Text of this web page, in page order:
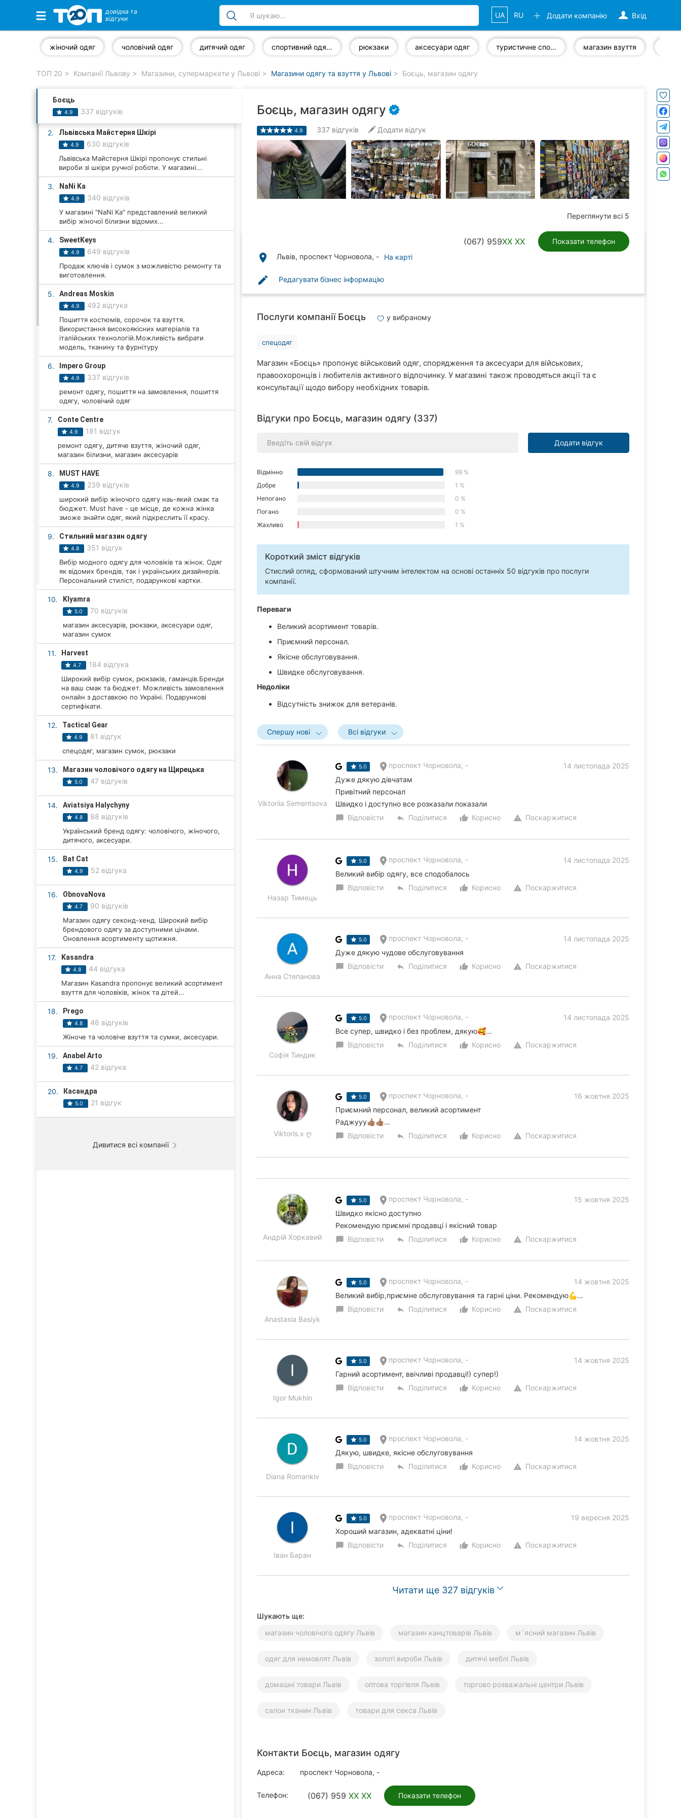
Обрані компанії
Ветеринарні клініки
Стоматології
Приватні клініки
Ресторани
Всі рубрики
Житомир
Хмельницький
Одеса
Кропивницький
Черкаси
Івано-Франківськ
Ужгород
довідка та
відгуки
Вхід
Додати компанію
UA RU
жіночий одяг чоловічий одяг дитячий одяг спортивний одяг та взуття рюкзаки аксесуари одяг туристичне спорядження магазин взуття
ТОП 20 Компанії Львову Магазини, супермаркети у Львові Магазини одягу та взуття у Львові Боєць, магазин одягу
Боєць
4.9 337 відгуків
2. Львівська Майстерня Шкірі
4.9 630 відгуків
Львівська Майстерня Шкірі пропонує стильні
вироби зі шкіри ручної роботи. У магазині...
3. NaNi Ka
4.9 340 відгуків
У магазині "NaNi Ka" представлений великий
вибір жіночої білизни відомих...
4. SweetKeys
4.9 649 відгуків
Продаж ключів і сумок з можливістю ремонту та
виготовлення.
5. Andreas Moskin
4.9 492 відгука
Пошиття костюмів, сорочок та взуття.
Використання високоякісних матеріалів та
італійських технологій.Можливість вибрати
модель, тканину та фурнітуру
6. Impero Group
4.9 337 відгуків
ремонт одягу, пошиття на замовлення, пошиття
одягу, чоловічий одяг
7. Conte Centre
4.9 181 відгук
ремонт одягу, дитяче взуття, жіночий одяг,
магазин білизни, магазин аксесуарів
8. MUST HAVE
4.9 239 відгуків
широкий вибір жіночого одягу наь-який смак та
бюджет. Must have - це місце, де кожна жінка
зможе знайти одяг, який підкреслить її красу.
9. Стильний магазин одягу
4.8 351 відгук
Вибір модного одягу для чоловіків та жінок. Одяг
як відомих брендів, так і українських дизайнерів.
Персональний стиліст, подарункові картки.
10. Klyamra
5.0 70 відгуків
магазин аксесуарів, рюкзаки, аксесуари одяг,
магазин сумок
11. Harvest
4.7 184 відгука
Широкий вибір сумок, рюкзаків, гаманців.Бренди
на ваш смак та бюджет. Можливість замовлення
онлайн з доставкою по Україні. Подарункові
сертифікати.
12. Tactical Gear
4.9 81 відгук
спецодяг, магазин сумок, рюкзаки
13. Магазин чоловічого одягу на Щирецька
5.0 47 відгуків
14. Aviatsiya Halychyny
4.8 88 відгуків
Український бренд одягу: чоловічого, жіночого,
дитячого, аксесуари.
15. Bat Cat
4.9 52 відгука
16. ObnovaNova
4.7 90 відгуків
Магазин одягу секонд-хенд. Широкий вибір
брендового одягу за доступними цінами.
Оновлення асортименту щотижня.
17. Kasandra
4.8 44 відгука
Магазин Kasandra пропонує великий асортимент
взуття для чоловіків, жінок та дітей...
18. Prego
4.8 46 відгуків
Жіноче та чоловіче взуття та сумки, аксесуари.
19. Anabel Arto
4.7 42 відгука
20. Касандра
5.0 21 відгук
Дивитися всі компанії
Боєць, магазин одягу
4.9 337 відгуків Додати відгук
Переглянути всі 5
(067) 959XX XX Показати телефон
place Львів, проспект Чорновола, - На карті
edit Редагувати бізнес інформацію
Послуги компанії Боєць у вибраному
спецодяг
Магазин «Боєць» пропонує військовий одяг, спорядження та аксесуари для військових,
правоохоронців і любителів активного відпочинку. У магазині також проводяться акції та є
консультації щодо вибору необхідних товарів.
Відгуки про Боєць, магазин одягу (337)
Додати відгук
Відмінно
99 %
Добре
1 %
Непогано
0 %
Погано
0 %
Жахливо
1 %
Короткий зміст відгуків
Стислий огляд, сформований штучним інтелектом на основі останніх 50 відгуків про послуги
компанії.
Переваги
Великий асортимент товарів.
Приємний персонал.
Якісне обслуговування.
Швидке обслуговування.
Недоліки
Відсутність знижок для ветеранів.
Спершу нові Всі відгуки
Viktoriia Sementsova
5.0 проспект Чорновола, -
14 листопада 2025
Дуже дякую дівчатам
Привітний персонал
Швидко і доступно все розказали показали
chat_bubble Відповісти reply Поділитися thumb_up_alt
Корисно warning Поскаржитися
Назар Тимець
5.0 проспект Чорновола, -
14 листопада 2025
Великий вибір одягу, все сподобалось
chat_bubble Відповісти reply Поділитися thumb_up_alt
Корисно warning Поскаржитися
Анна Степанова
5.0 проспект Чорновола, -
14 листопада 2025
Дуже дякую чудове обслуговування
chat_bubble Відповісти reply Поділитися thumb_up_alt
Корисно warning Поскаржитися
Софія Тиндик
5.0 проспект Чорновола, -
14 листопада 2025
Все супер, швидко і без проблем, дякую🥰…
chat_bubble Відповісти reply Поділитися thumb_up_alt
Корисно warning Поскаржитися
Viktoris.x ღ
5.0 проспект Чорновола, -
16 жовтня 2025
Приємний персонал, великий асортимент
Раджууу👍🏽👍🏽…
chat_bubble Відповісти reply Поділитися thumb_up_alt
Корисно warning Поскаржитися
Андрій Хоркавий
5.0 проспект Чорновола, -
15 жовтня 2025
Швидко якісно доступно
Рекомендую приємні продавці і якісний товар
chat_bubble Відповісти reply Поділитися thumb_up_alt
Корисно warning Поскаржитися
Anastasia Basiyk
5.0 проспект Чорновола, -
14 жовтня 2025
Великий вибір,приємне обслуговування та гарні ціни. Рекомендую💪…
chat_bubble Відповісти reply Поділитися thumb_up_alt
Корисно warning Поскаржитися
Igor Mukhin
5.0 проспект Чорновола, -
14 жовтня 2025
Гарний асортимент, ввічливі продавці!) супер!)
chat_bubble Відповісти reply Поділитися thumb_up_alt
Корисно warning Поскаржитися
Diana Romankiv
5.0 проспект Чорновола, -
14 жовтня 2025
Дякую, швидке, якісне обслуговування
chat_bubble Відповісти reply Поділитися thumb_up_alt
Корисно warning Поскаржитися
Іван Баран
5.0 проспект Чорновола, -
19 вересня 2025
Хороший магазин, адекватні ціни!
chat_bubble Відповісти reply Поділитися thumb_up_alt
Корисно warning Поскаржитися
Читати ще 327 відгуків
Шукають ще:
магазин чоловічого одягу Львів
магазин канцтоварів Львів м`ясний магазин Львів
одяг для немовлят Львів золоті вироби Львів дитячі меблі Львів
домашні товари Львів оптова торгівля Львів торгово розважальні центри Львів
салон тканин Львів товари для секса Львів
Контакти Боєць, магазин одягу
Адреса: проспект Чорновола, -
Телефон: (067) 959 XX XX Показати телефон